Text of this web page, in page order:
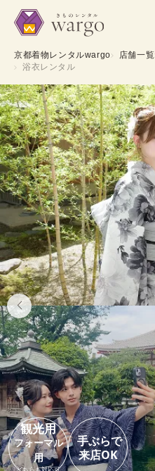
京都着物レンタルwargo 店舗一覧
浴衣レンタル
観光用
フォーマル
用
どちらも対応可
手ぶらで
来店OK